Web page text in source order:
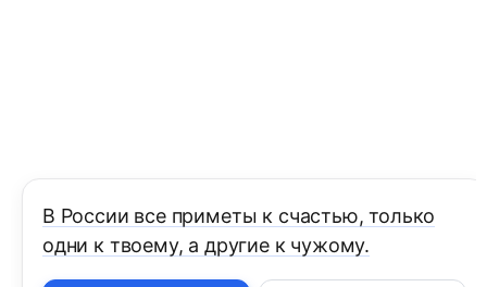
В России все приметы к счастью, только
одни к твоему, а другие к чужому.